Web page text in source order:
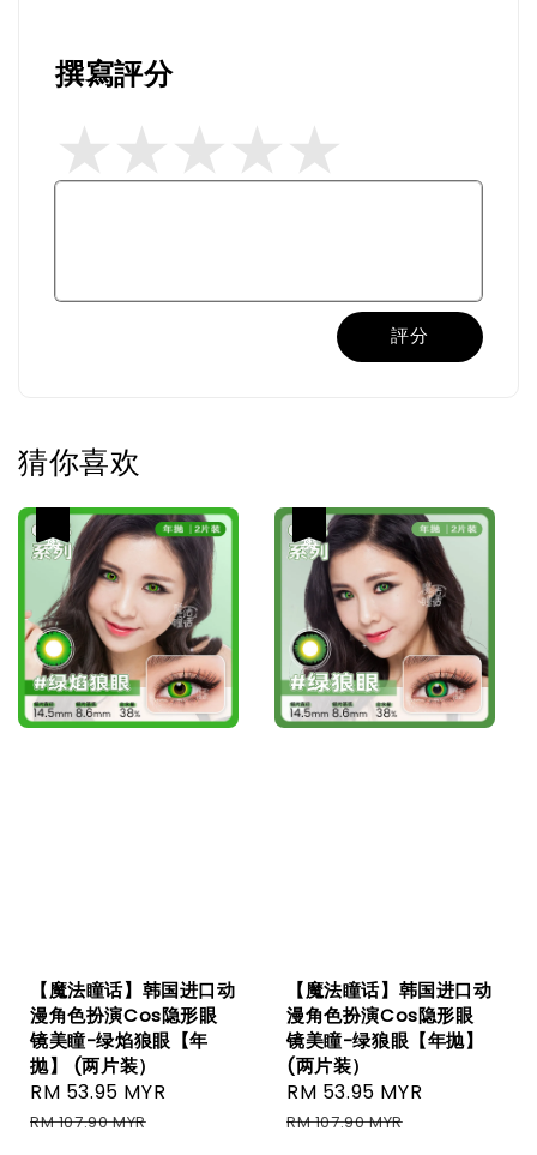
撰寫評分
評分
猜你喜欢
【魔法瞳话】韩国进口动
漫角色扮演Cos隐形眼
镜美瞳-绿焰狼眼【年
抛】 (两片装）
Sale
price
RM 53.95 MYR
RM 107.90 MYR
【魔法瞳话】韩国进口动
漫角色扮演Cos隐形眼
镜美瞳-绿狼眼【年抛】
(两片装）
Sale
price
RM 53.95 MYR
RM 107.90 MYR